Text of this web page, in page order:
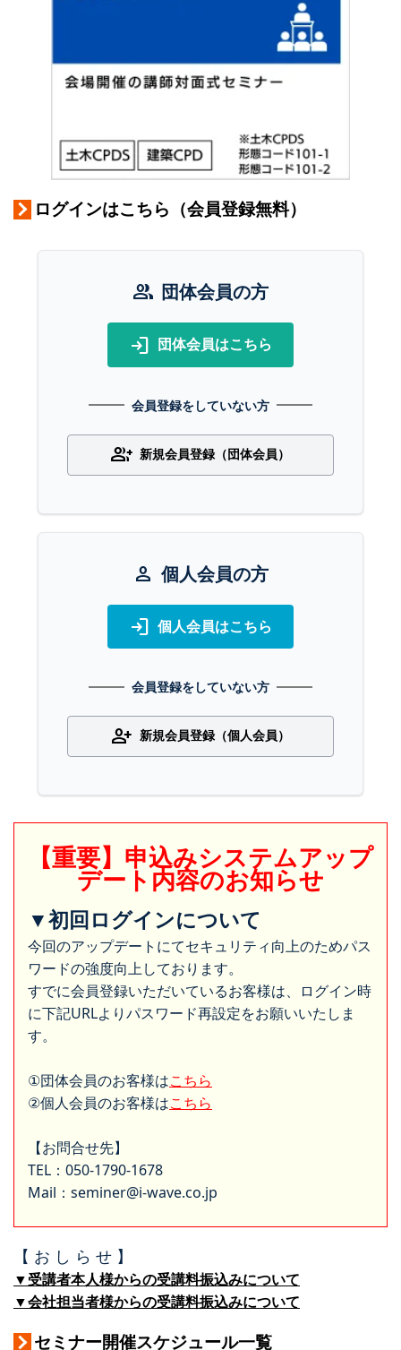
ログインはこちら（会員登録無料）
group 団体会員の方
login 団体会員はこちら
会員登録をしていない方
group_add 新規会員登録（団体会員）
person 個人会員の方
login 個人会員はこちら
会員登録をしていない方
person_add 新規会員登録（個人会員）
【重要】申込みシステムアップ
デート内容のお知らせ
▼初回ログインについて
今回のアップデートにてセキュリティ向上のためパス
ワードの強度向上しております。
すでに会員登録いただいているお客様は、ログイン時
に下記URLよりパスワード再設定をお願いいたしま
す。
①団体会員のお客様はこちら
②個人会員のお客様はこちら
【お問合せ先】
TEL：050-1790-1678
Mail：seminer@i-wave.co.jp
【 お し ら せ 】
▼受講者本人様からの受講料振込みについて
▼会社担当者様からの受講料振込みについて
セミナー開催スケジュール一覧